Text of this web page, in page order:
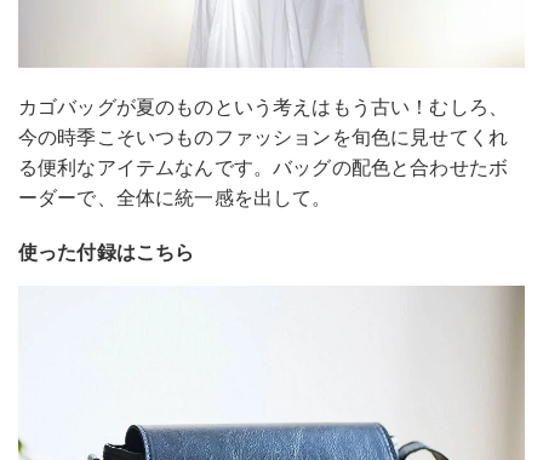
カゴバッグが夏のものという考えはもう古い！むしろ、
今の時季こそいつものファッションを旬色に見せてくれ
る便利なアイテムなんです。バッグの配色と合わせたボ
ーダーで、全体に統一感を出して。
使った付録はこちら